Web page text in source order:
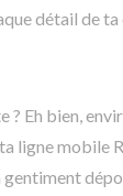
détail de
? Eh bien,
ligne mobile